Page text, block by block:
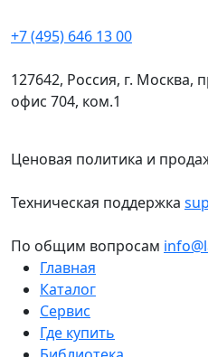
+7 (495) 646 13 00
127642, Россия, г. Москва,
офис 704, ком.1
Ценовая политика и
Техническая поддержка
По общим вопросам
Главная
Каталог
Сервис
Где купить